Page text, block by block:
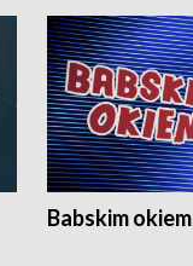
Babskim okiem